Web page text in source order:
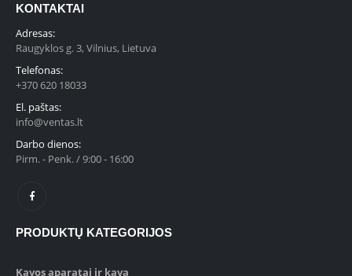
KONTAKTAI
Adresas:
Raugyklos g. 3, Vilnius, Lietuva
Telefonas:
+370 620 18033
El. paštas:
info@ventas.lt
Darbo dienos:
Pirm. - Penk. / 9:00 - 16:00
PRODUKTŲ KATEGORIJOS
Kavos aparatai ir kava